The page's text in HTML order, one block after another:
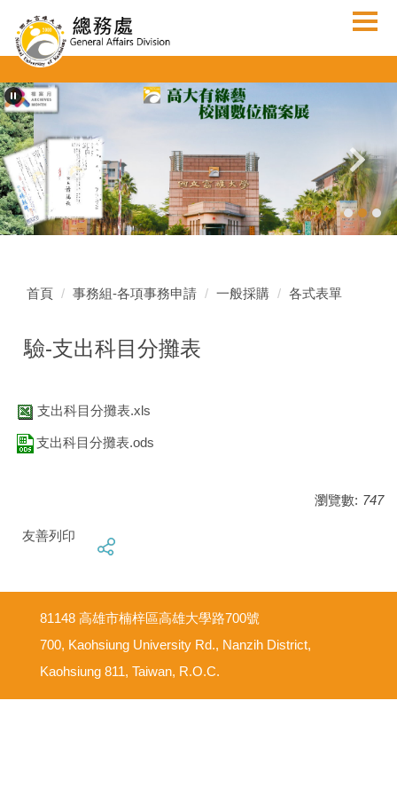
到
主
內
容
區
首頁 事務組-各項事務申請 一般採購 各式表單
驗-支出科目分攤表
支出科目分攤表.xls
支出科目分攤表.ods
瀏覽數: 747
友善列印
81148 高雄市楠梓區高雄大學路700號
700, Kaohsiung University Rd., Nanzih District,
Kaohsiung 811, Taiwan, R.O.C.